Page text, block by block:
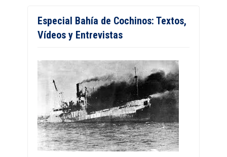
Especial Bahía de Cochinos: Textos,
Vídeos y Entrevistas